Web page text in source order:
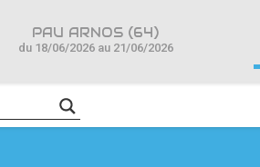
PAU ARNOS (64)
du 18/06/2026 au 21/06/2026